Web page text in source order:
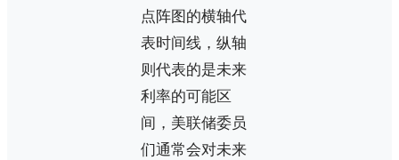
点阵图的横轴代
表时间线，纵轴
则代表的是未来
利率的可能区
间，美联储委员
们通常会对未来